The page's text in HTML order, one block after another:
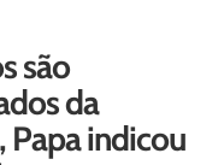
são
da
Papa indicou